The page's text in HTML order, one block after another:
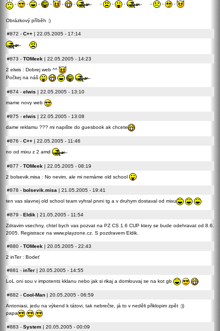
- - - - - - - - - - - -
Obrázkový příběh :)
#872 - C++ | 22.05.2005 - 17:14
#873 - TOMeek | 22.05.2005 - 14:23
2 elwis : Dobrej web ^^
Počkej na náš
#874 - elwis | 22.05.2005 - 13:10
mame novy web
#875 - elwis | 22.05.2005 - 13:08
dame reklamu ??? mi napište do guesbook ak chcete
#876 - C++ | 22.05.2005 - 11:46
no od mixu z 2 amd
#877 - TOMeek | 22.05.2005 - 08:19
2 bolsevik.misa : No nevim, ale mi nemáme old school
#878 - bolsevik.misa | 21.05.2005 - 19:41
ten vas slavnej old school team vyhral prvni tg a v druhym dostaval od mixu
#879 - Eldik | 21.05.2005 - 11:54
Zdravim vsechny, chtel bych vas pozvat na PZ CS 1.6 CUP ktery se bude odehravat od 8.6.
2005. Registrace na www.playzone.cz. S pozdravem Eldik.
#880 - TOMeek | 20.05.2005 - 22:43
2 inTer : Bodeť
#881 - inTer | 20.05.2005 - 14:55
LoL oni sou v impotents kklanu nebo jak si rikaj a domlouvaj se na kot gb
#882 - Cool-Man | 20.05.2005 - 06:59
Antoniasi, jedu na výkend k tátovi, tak nebrečte, já to v neděli přiklopim zpět :))
papa
#883 - System | 20.05.2005 - 00:09